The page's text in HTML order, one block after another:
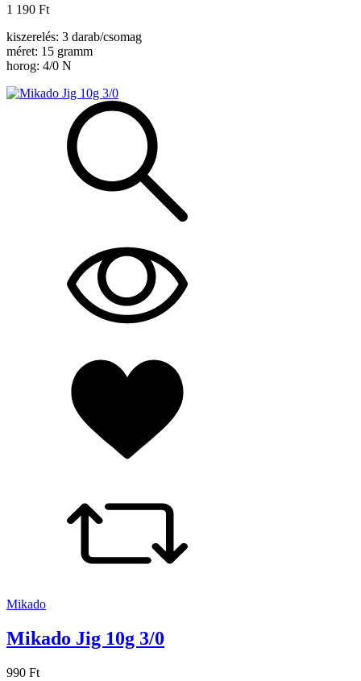
1 190 Ft
kiszerelés: 3 darab/csomag
méret: 15 gramm
horog: 4/0 N
Mikado
Mikado Jig 10g 3/0
990 Ft